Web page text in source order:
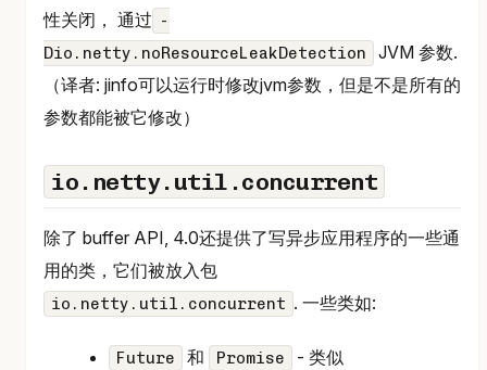
性关闭， 通过 -
Dio.netty.noResourceLeakDetection
JVM 参数.
（译者: jinfo可以运行时修改jvm参数，但是不是所有的
参数都能被它修改）
io.netty.util.concurrent
除了 buffer API, 4.0还提供了写异步应用程序的一些通
用的类，它们被放入包
io.netty.util.concurrent . 一些类如:
Future 和 Promise - 类似